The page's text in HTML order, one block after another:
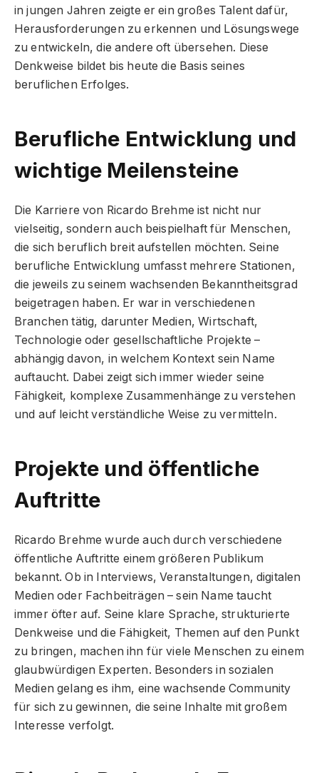
in jungen Jahren zeigte er ein großes Talent dafür,
Herausforderungen zu erkennen und Lösungswege
zu entwickeln, die andere oft übersehen. Diese
Denkweise bildet bis heute die Basis seines
beruflichen Erfolges.
Berufliche Entwicklung und
wichtige Meilensteine
Die Karriere von Ricardo Brehme ist nicht nur
vielseitig, sondern auch beispielhaft für Menschen,
die sich beruflich breit aufstellen möchten. Seine
berufliche Entwicklung umfasst mehrere Stationen,
die jeweils zu seinem wachsenden Bekanntheitsgrad
beigetragen haben. Er war in verschiedenen
Branchen tätig, darunter Medien, Wirtschaft,
Technologie oder gesellschaftliche Projekte –
abhängig davon, in welchem Kontext sein Name
auftaucht. Dabei zeigt sich immer wieder seine
Fähigkeit, komplexe Zusammenhänge zu verstehen
und auf leicht verständliche Weise zu vermitteln.
Projekte und öffentliche
Auftritte
Ricardo Brehme wurde auch durch verschiedene
öffentliche Auftritte einem größeren Publikum
bekannt. Ob in Interviews, Veranstaltungen, digitalen
Medien oder Fachbeiträgen – sein Name taucht
immer öfter auf. Seine klare Sprache, strukturierte
Denkweise und die Fähigkeit, Themen auf den Punkt
zu bringen, machen ihn für viele Menschen zu einem
glaubwürdigen Experten. Besonders in sozialen
Medien gelang es ihm, eine wachsende Community
für sich zu gewinnen, die seine Inhalte mit großem
Interesse verfolgt.